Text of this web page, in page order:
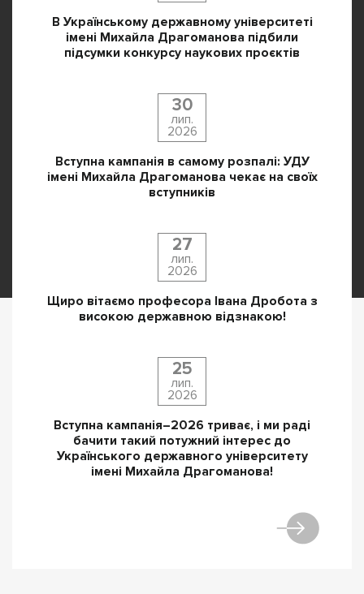
В Українському державному університеті
імені Михайла Драгоманова підбили
підсумки конкурсу наукових проєктів
30
лип.
2026
Вступна кампанія в самому розпалі: УДУ
імені Михайла Драгоманова чекає на своїх
вступників
27
лип.
2026
Щиро вітаємо професора Івана Дробота з
високою державною відзнакою!
25
лип.
2026
Вступна кампанія–2026 триває, і ми раді
бачити такий потужний інтерес до
Українського державного університету
імені Михайла Драгоманова!